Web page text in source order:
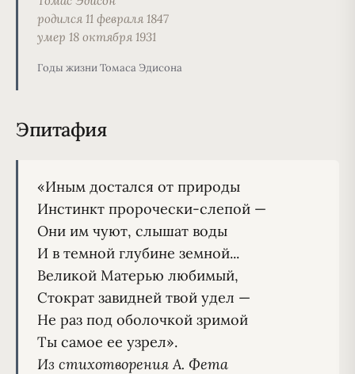
родился 11 февраля 1847
умер 18 октября 1931
Годы жизни Томаса Эдисона
Эпитафия
«Иным достался от природы
Инстинкт пророчески-слепой —
Они им чуют, слышат воды
И в темной глубине земной...
Великой Матерью любимый,
Стократ завидней твой удел —
Не раз под оболочкой зримой
Ты самое ее узрел».
Из стихотворения А. Фета